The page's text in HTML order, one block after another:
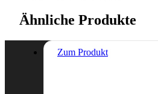
Ähnliche Produkte
Zum Produkt